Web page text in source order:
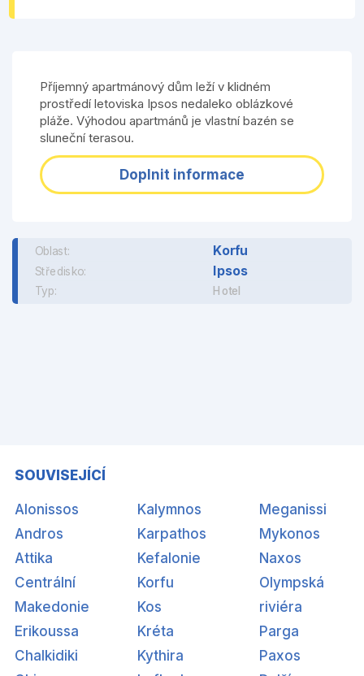
Příjemný apartmánový dům leží v klidném
prostředí letoviska Ipsos nedaleko oblázkové
pláže. Výhodou apartmánů je vlastní bazén se
sluneční terasou.
Doplnit informace
Oblast: Korfu
Středisko: Ipsos
Typ: Hotel
SOUVISEJÍCÍ
Alonissos
Andros
Attika
Centrální
Makedonie
Erikoussa
Chalkidiki
Kalymnos
Karpathos
Kefalonie
Korfu
Kos
Kréta
Kythira
Meganissi
Mykonos
Naxos
Olympská
riviéra
Parga
Paxos